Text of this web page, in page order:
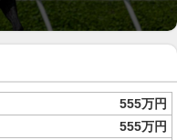
555万円
555万円